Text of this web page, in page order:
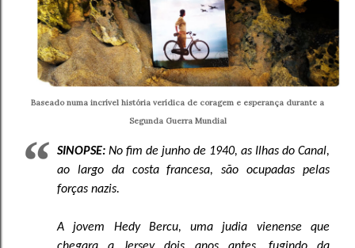
Baseado numa incrível história verídica de coragem e esperança durante a
Segunda Guerra Mundial
SINOPSE: No fim de junho de 1940, as Ilhas do Canal,
ao largo da costa francesa, são ocupadas pelas
forças nazis.
A jovem Hedy Bercu, uma judia vienense que